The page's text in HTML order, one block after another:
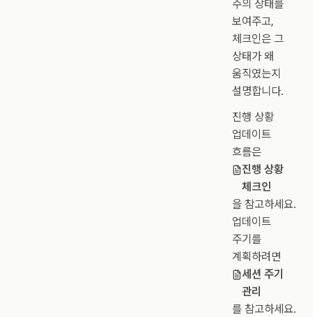
주의 상태를
보여주고,
체크인은 그
상태가 왜
움직였는지
설명합니다.
진행 상황
업데이트
흐름은
진행 상황
체크인
을 참고하세요.
업데이트
주기를
계획하려면
세션 주기
관리
를 참고하세요.